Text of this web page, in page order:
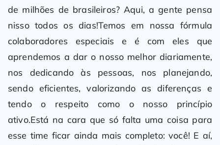
de milhões de brasileiros? Aqui, a gente pensa
nisso todos os dias!Temos em nossa fórmula
colaboradores especiais e é com eles que
aprendemos a dar o nosso melhor diariamente,
nos dedicando às pessoas, nos planejando,
sendo eficientes, valorizando as diferenças e
tendo o respeito como o nosso princípio
ativo.Está na cara que só falta uma coisa para
esse time ficar ainda mais completo: você! E aí,